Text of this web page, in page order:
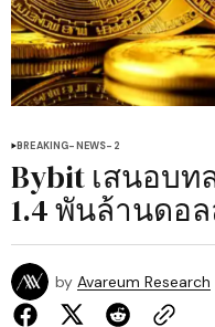
BREAKING-NEWS-2
Bybit เสนอบท
1.4 พันล้านดอ
by Avareum Research